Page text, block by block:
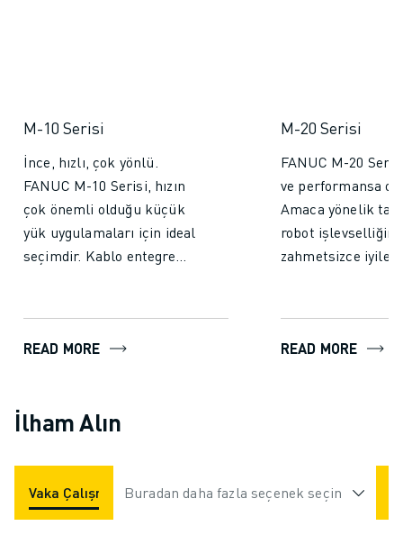
M-10 Serisi
İnce, hızlı, çok yönlü.
FANUC M-10 Serisi, hızın
çok önemli olduğu küçük
yük uygulamaları için ideal
seçimdir. Kablo entegre
alanlarında bile zahmetsiz
READ MORE
M-20 Serisi
FANUC M-20
ve performansa
Amaca yönelik
robot işlevselliğini
zahmetsizce
yırtılma ve
kapasiteli
mükemmel bir
READ MORE
İlham Alın
Vaka Çalışmaları Uygulamalar Endüstriler
Buradan daha fazla seçenek seçin